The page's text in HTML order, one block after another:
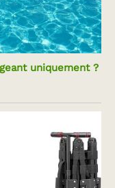
uniquement ?